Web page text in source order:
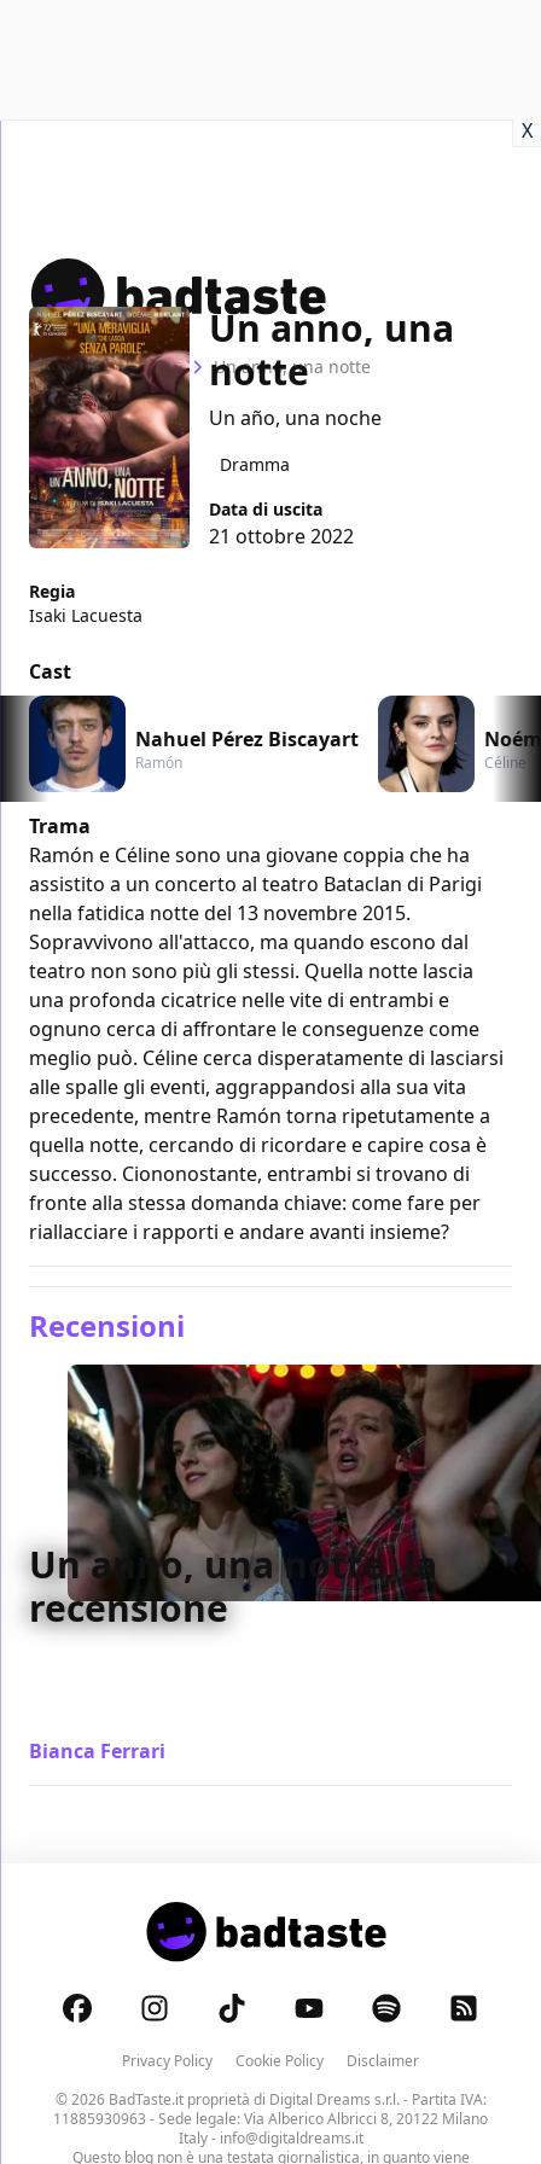
X
Home Film Un anno, una notte
Un anno, una
notte
Un año, una noche
Dramma
Data di uscita
21 ottobre 2022
Regia
Isaki Lacuesta
Cast
Nahuel Pérez Biscayart
Ramón Céline
Trama
Ramón e Céline sono una giovane coppia che ha
assistito a un concerto al teatro Bataclan di Parigi
nella fatidica notte del 13 novembre 2015.
Sopravvivono all'attacco, ma quando escono dal
teatro non sono più gli stessi. Quella notte lascia
una profonda cicatrice nelle vite di entrambi e
ognuno cerca di affrontare le conseguenze come
meglio può. Céline cerca disperatamente di lasciarsi
alle spalle gli eventi, aggrappandosi alla sua vita
precedente, mentre Ramón torna ripetutamente a
quella notte, cercando di ricordare e capire cosa è
successo. Ciononostante, entrambi si trovano di
fronte alla stessa domanda chiave: come fare per
riallacciare i rapporti e andare avanti insieme?
Recensioni
Un anno, una notte, la
recensione
Bianca Ferrari
Privacy Policy Cookie Policy
Disclaimer
© 2026 BadTaste.it proprietà di Digital Dreams s.r.l.- Partita IVA:
11885930963 - Sede legale: Via Alberico Albricci 8, 20122 Milano
Italy - info@digitaldreams.it
Questo blog non è una testata giornalistica, in quanto viene